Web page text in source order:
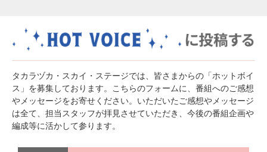
タカラヅカ・スカイ・ステージでは、皆さまからの「ホットボイ
ス」を募集しております。こちらのフォームに、番組へのご感想
やメッセージをお寄せください。いただいたご感想やメッセージ
は全て、担当スタッフが拝見させていただき、今後の番組企画や
編成等に活かして参ります。